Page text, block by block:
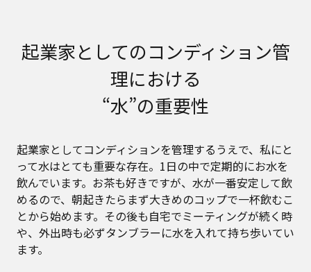
起業家としてのコンディション管
理における
“水”の重要性
起業家としてコンディションを管理するうえで、私にと
って水はとても重要な存在。1日の中で定期的にお水を
飲んでいます。お茶も好きですが、水が一番安定して飲
めるので、朝起きたらまず大きめのコップで一杯飲むこ
とから始めます。その後も自宅でミーティングが続く時
や、外出時も必ずタンブラーに水を入れて持ち歩いてい
ます。